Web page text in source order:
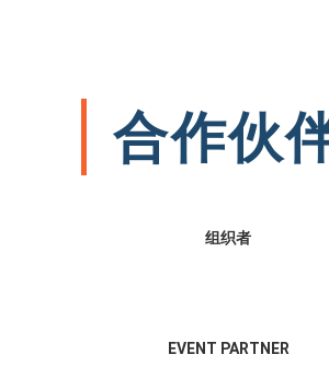
合作伙
组织者
EVENT PARTNER